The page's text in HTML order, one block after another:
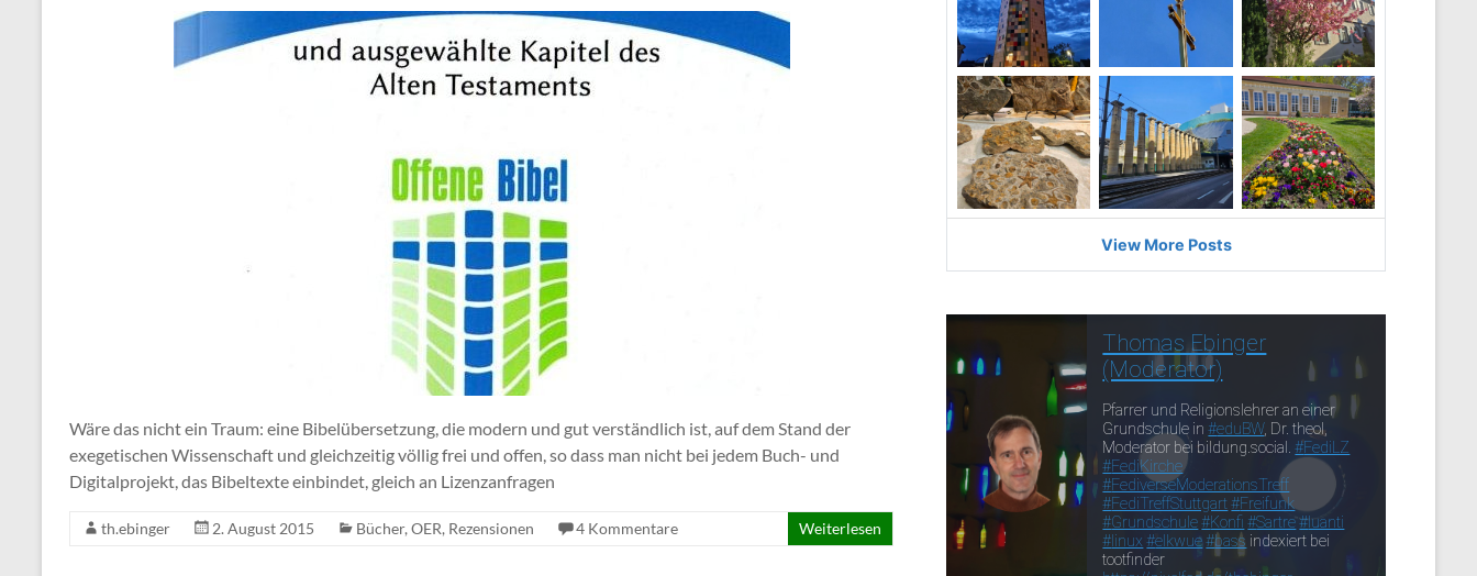
Wäre das nicht ein Traum: eine Bibelübersetzung, die modern und gut verständlich ist, auf dem Stand der
exegetischen Wissenschaft und gleichzeitig völlig frei und offen, so dass man nicht bei jedem Buch- und
Digitalprojekt, das Bibeltexte einbindet, gleich an Lizenzanfragen
th.ebinger 2. August 2015 Bücher, OER, Rezensionen 4 Kommentare Weiterlesen